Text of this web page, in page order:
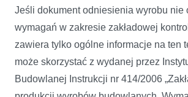
Jeśli dokument odniesienia wyrobu nie
wymagań w zakresie zakładowej
zawiera tylko ogólne informacje na ten
może skorzystać z wydanej przez
Budowlanej Instrukcji nr 414/2006